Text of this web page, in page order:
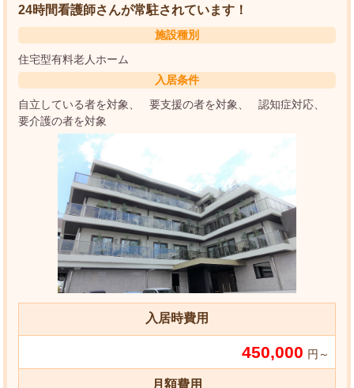
24時間看護師さんが常駐されています！
施設種別
住宅型有料老人ホーム
入居条件
自立している者を対象
要支援の者を対象
認知症対応
要介護の者を対象
入居時費用
450,000 円～
月額費用